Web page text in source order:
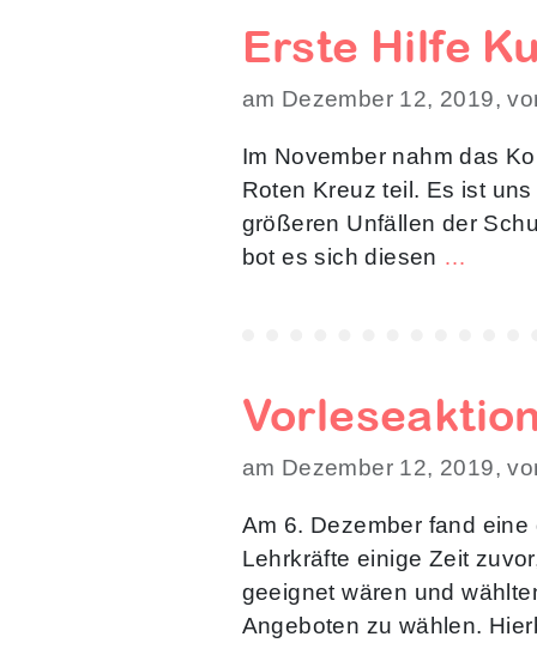
Erste Hilfe
am Dezember 12, 2019,
Im November nahm das
Roten Kreuz teil. Es ist
größeren Unfällen der
bot es sich diesen …
am Dezember 12, 2019,
Am 6. Dezember fand
Lehrkräfte einige Zeit
geeignet wären und
Angeboten zu wählen.